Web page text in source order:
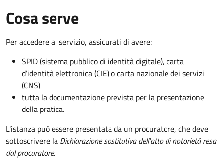
Cosa serve
Per accedere al servizio, assicurati di avere:
SPID (sistema pubblico di identità digitale), carta
d’identità elettronica (CIE) o carta nazionale dei servizi
(CNS)
tutta la documentazione prevista per la presentazione
della pratica.
L'istanza può essere presentata da un procuratore, che deve
sottoscrivere la Dichiarazione sostitutiva dell'atto di notorietà resa
dal procuratore.